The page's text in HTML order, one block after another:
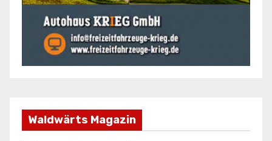
Waldwärts Magazin